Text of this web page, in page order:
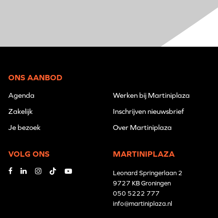
ONS AANBOD
Agenda
Zakelijk
Je bezoek
Werken bij Martiniplaza
Inschrijven nieuwsbrief
Over Martiniplaza
VOLG ONS MARTINIPLAZA
Leonard Springerlaan 2
9727 KB Groningen
050 5222 777
info@martiniplaza.nl